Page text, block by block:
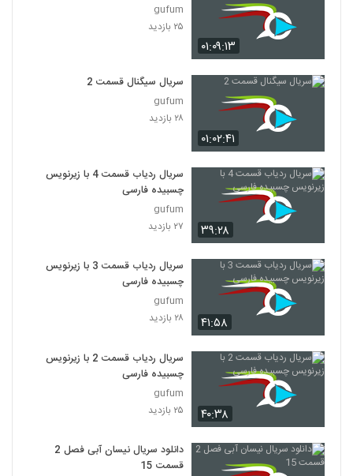
۰۱:۰۹:۱۳
gufum
۲۵ بازدید
۰۱:۰۲:۴۱
سریال سیگنال قسمت 2
gufum
۲۸ بازدید
۳۹:۲۸
سریال ردیاب قسمت 4 با زیرنویس
چسبیده فارسی
gufum
۲۷ بازدید
۴۱:۵۸
سریال ردیاب قسمت 3 با زیرنویس
چسبیده فارسی
gufum
۲۸ بازدید
۴۰:۳۸
سریال ردیاب قسمت 2 با زیرنویس
چسبیده فارسی
gufum
۲۵ بازدید
دانلود سریال نیسان آبی فصل 2
قسمت 15